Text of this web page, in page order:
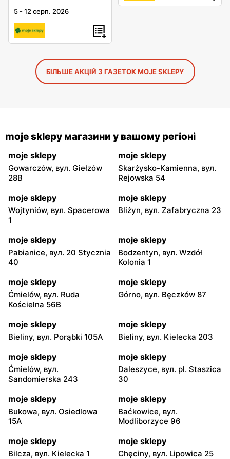
5 -12 серп. 2026
БІЛЬШЕ АКЦІЙ З ГАЗЕТОК MOJE SKLEPY
moje sklepy магазини у вашому регіоні
moje sklepy
Gowarczów, вул. Giełzów
28B
moje sklepy
Skarżysko-Kamienna, вул.
Rejowska 54
moje sklepy
Wojtyniów, вул. Spacerowa
1
moje sklepy
Bliżyn, вул. Zafabryczna 23
moje sklepy
Pabianice, вул. 20 Stycznia
40
moje sklepy
Bodzentyn, вул. Wzdół
Kolonia 1
moje sklepy
Ćmielów, вул. Ruda
Kościelna 56B
moje sklepy
Górno, вул. Bęczków 87
moje sklepy
Bieliny, вул. Porąbki 105A
moje sklepy
Bieliny, вул. Kielecka 203
moje sklepy
Ćmielów, вул.
Sandomierska 243
moje sklepy
Daleszyce, вул. pl. Staszica
30
moje sklepy
Bukowa, вул. Osiedlowa
15A
moje sklepy
Baćkowice, вул.
Modliborzyce 96
moje sklepy
Bilcza, вул. Kielecka 1
moje sklepy
Chęciny, вул. Lipowica 25